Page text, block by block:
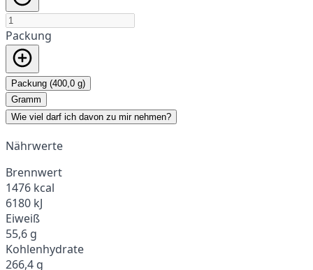
Packung
Packung (400,0 g)
Gramm
Wie viel darf ich davon zu mir nehmen?
Nährwerte
Brennwert
1476 kcal
6180 kJ
Eiweiß
55,6 g
Kohlenhydrate
266,4 g